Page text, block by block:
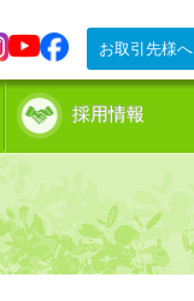
お取引先様へ
採用情報